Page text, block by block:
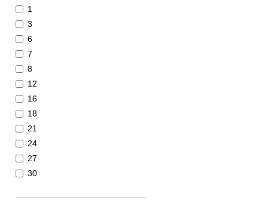
1
3
6
7
8
12
16
18
21
24
27
30